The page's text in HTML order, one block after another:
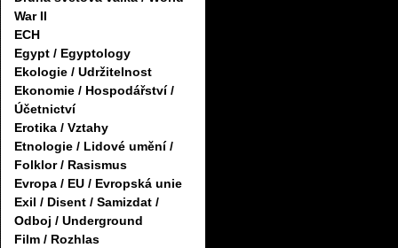
War II
ECH
Egypt / Egyptology
Ekologie / Udržitelnost
Ekonomie / Hospodářství /
Účetnictví
Erotika / Vztahy
Etnologie / Lidové umění /
Folklor / Rasismus
Evropa / EU / Evropská unie
Exil / Disent / Samizdat /
Odboj / Underground
Film / Rozhlas